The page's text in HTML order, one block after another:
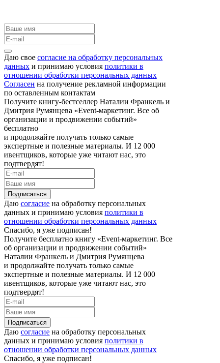
Даю свое согласие на обработку персональных
данных и принимаю условия политики в
отношении обработки персональных данных
Согласен на получение рекламной информации
по оставленным контактам
Получите книгу-бестселлер Наталии Франкель и
Дмитрия Румянцева «Event-маркетинг. Все об
организации и продвижении событий»
бесплатно
и продолжайте получать только самые
экспертные и полезные материалы. И 12 000
ивентщиков, которые уже читают нас, это
подтвердят!
Подписаться
Даю согласие на обработку персональных
данных и принимаю условия политики в
отношении обработки персональных данных
Спасибо, я уже подписан!
Получите бесплатно книгу «Event-маркетинг. Все
об организации и продвижении событий»
Наталии Франкель и Дмитрия Румянцева
и продолжайте получать только самые
экспертные и полезные материалы. И 12 000
ивентщиков, которые уже читают нас, это
подтвердят!
Подписаться
Даю согласие на обработку персональных
данных и принимаю условия политики в
отношении обработки персональных данных
Спасибо, я уже подписан!